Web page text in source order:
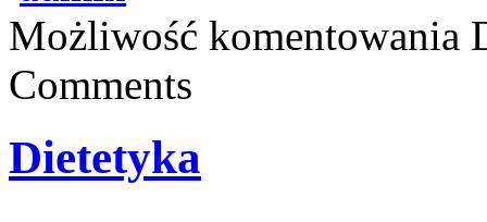
Możliwość komentowania
Comments
Dietetyka